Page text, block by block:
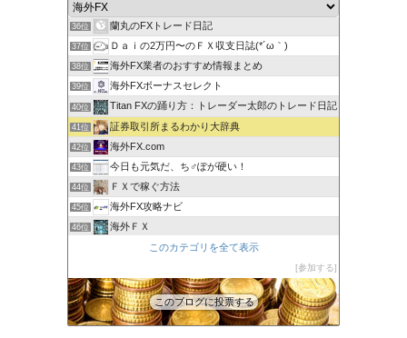
35位
36位 蘭丸のFXトレード日記
37位 Ｄａｉの2万円〜のＦＸ収支日誌(*´ω｀)
38位 海外FX業者のおすすめ情報まとめ
39位 海外FXボーナスセレクト
40位 Titan FXの踊り方：トレーダー太郎のトレード日記
41位 証券取引所まるわかり大辞典
42位 海外FX.com
43位 今日も元気だ、ち♂ぽが硬い！
44位 ＦＸで稼ぐ方法
45位 海外FX攻略ナビ
46位 海外ＦＸ
XM口座開設方法2022
このカテゴリを全て表示
参加する
このブログに投票する